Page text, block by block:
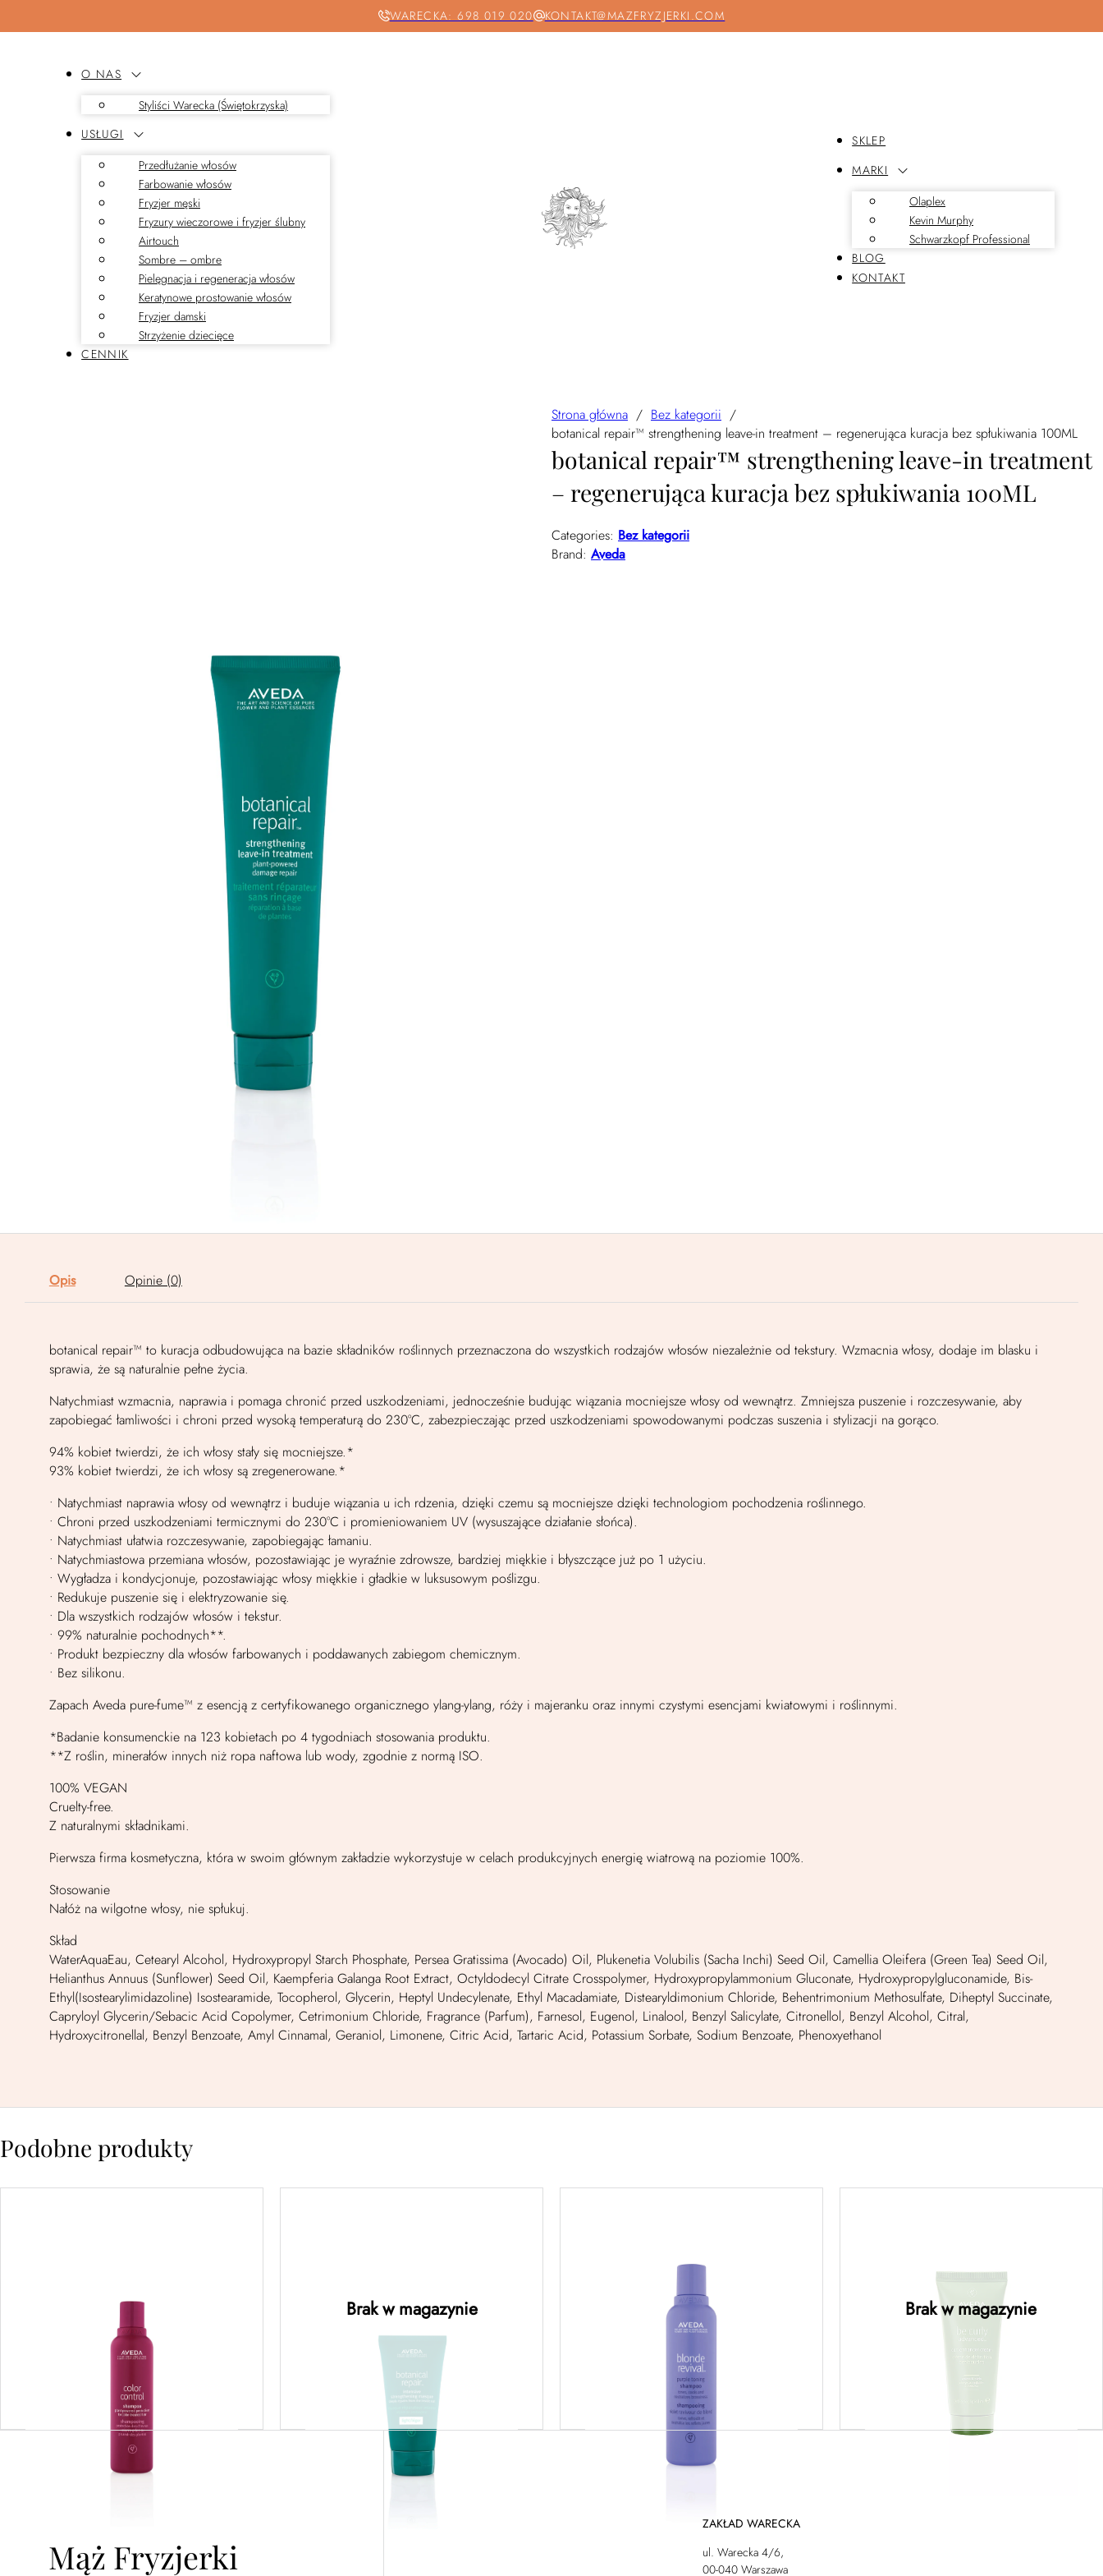
WARECKA: 698 019 020 KONTAKT@MAZFRYZJERKI.COM
O NAS
Styliści Warecka (Świętokrzyska)
USŁUGI
Przedłużanie włosów
Farbowanie włosów
Fryzjer męski
Fryzury wieczorowe i fryzjer ślubny
Airtouch
Sombre – ombre
Pielęgnacja i regeneracja włosów
Keratynowe prostowanie włosów
Fryzjer damski
Strzyżenie dziecięce
CENNIK
SKLEP
MARKI
Olaplex
Kevin Murphy
Schwarzkopf Professional
BLOG
KONTAKT
Strona główna / Bez kategorii /
botanical repair™ strengthening leave-in treatment – regenerująca kuracja bez spłukiwania 100ML
botanical repair™ strengthening leave-in treatment
– regenerująca kuracja bez spłukiwania 100ML
Categories: Bez kategorii
Brand: Aveda
Opis Opinie (0)
botanical repair™ to kuracja odbudowująca na bazie składników roślinnych przeznaczona do wszystkich rodzajów włosów niezależnie od tekstury. Wzmacnia włosy, dodaje im blasku i
sprawia, że są naturalnie pełne życia.
Natychmiast wzmacnia, naprawia i pomaga chronić przed uszkodzeniami, jednocześnie budując wiązania mocniejsze włosy od wewnątrz. Zmniejsza puszenie i rozczesywanie, aby
zapobiegać łamliwości i chroni przed wysoką temperaturą do 230°C, zabezpieczając przed uszkodzeniami spowodowanymi podczas suszenia i stylizacji na gorąco.
94% kobiet twierdzi, że ich włosy stały się mocniejsze.*
93% kobiet twierdzi, że ich włosy są zregenerowane.*
• Natychmiast naprawia włosy od wewnątrz i buduje wiązania u ich rdzenia, dzięki czemu są mocniejsze​ dzięki technologiom pochodzenia roślinnego.
• Chroni przed uszkodzeniami termicznymi do 230°C i promieniowaniem UV (wysuszające działanie słońca).
• Natychmiast ułatwia rozczesywanie, zapobiegając łamaniu.
• Natychmiastowa przemiana włosów, pozostawiając je wyraźnie zdrowsze, bardziej miękkie i błyszczące już po 1 użyciu.
• Wygładza i kondycjonuje, pozostawiając włosy miękkie i gładkie w luksusowym poślizgu.
• Redukuje puszenie się i elektryzowanie się.
• Dla wszystkich rodzajów włosów i tekstur.
• 99% naturalnie pochodnych**.
• Produkt bezpieczny dla włosów farbowanych i poddawanych zabiegom chemicznym.
• Bez silikonu.
Zapach Aveda pure-fume™ z esencją z certyfikowanego organicznego ylang-ylang, róży i majeranku oraz innymi czystymi esencjami kwiatowymi i roślinnymi.
*Badanie konsumenckie na 123 kobietach po 4 tygodniach stosowania produktu.
**Z roślin, minerałów innych niż ropa naftowa lub wody, zgodnie z normą ISO.
100% VEGAN
Cruelty-free.
Z naturalnymi składnikami.
Pierwsza firma kosmetyczna, która w swoim głównym zakładzie wykorzystuje w celach produkcyjnych energię wiatrową na poziomie 100%.
Stosowanie
Nałóż na wilgotne włosy, nie spłukuj.
Skład
WaterAquaEau, Cetearyl Alcohol, Hydroxypropyl Starch Phosphate, Persea Gratissima (Avocado) Oil, Plukenetia Volubilis (Sacha Inchi) Seed Oil, Camellia Oleifera (Green Tea) Seed Oil,
Helianthus Annuus (Sunflower) Seed Oil, Kaempferia Galanga Root Extract, Octyldodecyl Citrate Crosspolymer, Hydroxypropylammonium Gluconate, Hydroxypropylgluconamide, Bis-
Ethyl(Isostearylimidazoline) Isostearamide, Tocopherol, Glycerin, Heptyl Undecylenate, Ethyl Macadamiate, Distearyldimonium Chloride, Behentrimonium Methosulfate, Diheptyl Succinate,
Capryloyl Glycerin/Sebacic Acid Copolymer, Cetrimonium Chloride, Fragrance (Parfum), Farnesol, Eugenol, Linalool, Benzyl Salicylate, Citronellol, Benzyl Alcohol, Citral,
Hydroxycitronellal, Benzyl Benzoate, Amyl Cinnamal, Geraniol, Limonene, Citric Acid, Tartaric Acid, Potassium Sorbate, Sodium Benzoate, Phenoxyethanol
Podobne produkty
Dowiedz się więcej
regenerująca maska o
lekkiej formule 150ML
Dowiedz się więcej
Brak w magazynie
szampon tonujący do
włosów blond 200ML
Dowiedz się więcej
stylizacji podkreślający
fale 40ML
Dowiedz się więcej
Brak w magazynie
Mąż Fryzjerki
ZAKŁAD WARECKA
ul. Warecka 4/6,
00-040 Warszawa